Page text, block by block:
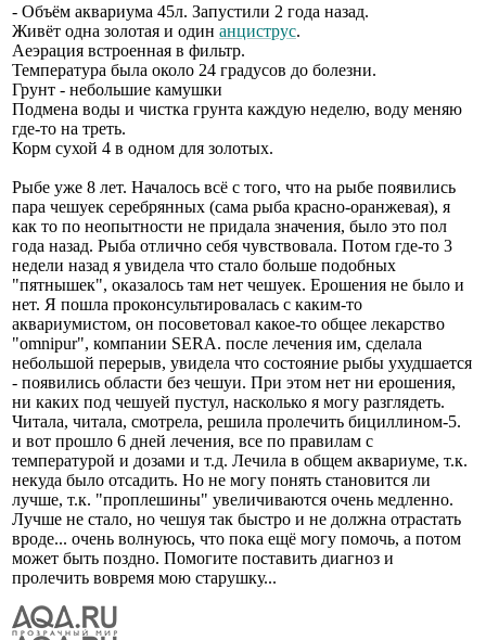
- Объём аквариума 45л. Запустили 2 года назад.
Живёт одна золотая и один анциструс.
Аеэрация встроенная в фильтр.
Температура была около 24 градусов до болезни.
Грунт - небольшие камушки
Подмена воды и чистка грунта каждую неделю, воду меняю
где-то на треть.
Корм сухой 4 в одном для золотых.
Рыбе уже 8 лет. Началось всё с того, что на рыбе появились
пара чешуек серебрянных (сама рыба красно-оранжевая), я
как то по неопытности не придала значения, было это пол
года назад. Рыба отлично себя чувствовала. Потом где-то 3
недели назад я увидела что стало больше подобных
"пятнышек", оказалось там нет чешуек. Ерошения не было и
нет. Я пошла проконсультировалась с каким-то
аквариумистом, он посоветовал какое-то общее лекарство
"omnipur", компании SERA. после лечения им, сделала
небольшой перерыв, увидела что состояние рыбы ухудшается
- появились области без чешуи. При этом нет ни ерошения,
ни каких под чешуей пустул, насколько я могу разглядеть.
Читала, читала, смотрела, решила пролечить бициллином-5.
и вот прошло 6 дней лечения, все по правилам с
температурой и дозами и т.д. Лечила в общем аквариуме, т.к.
некуда было отсадить. Но не могу понять становится ли
лучше, т.к. "проплешины" увеличиваются очень медленно.
Лучше не стало, но чешуя так быстро и не должна отрастать
вроде... очень волнуюсь, что пока ещё могу помочь, а потом
может быть поздно. Помогите поставить диагноз и
пролечить вовремя мою старушку...